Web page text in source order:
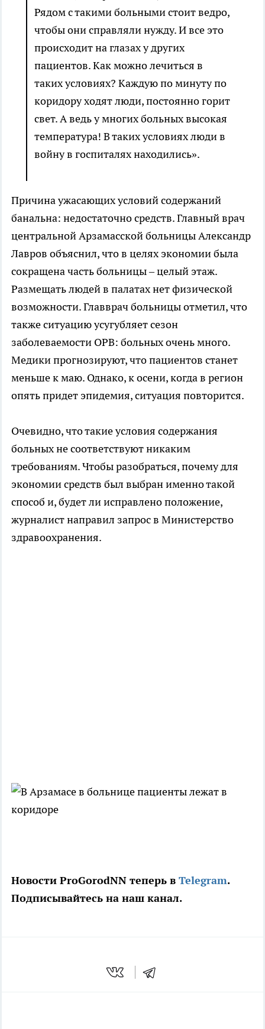
Рядом с такими больными стоит ведро,
чтобы они справляли нужду. И все это
происходит на глазах у других
пациентов. Как можно лечиться в
таких условиях? Каждую по минуту по
коридору ходят люди, постоянно горит
свет. А ведь у многих больных высокая
температура! В таких условиях люди в
войну в госпиталях находились».
Причина ужасающих условий содержаний
банальна: недостаточно средств. Главный врач
центральной Арзамасской больницы Александр
Лавров объяснил, что в целях экономии была
сокращена часть больницы – целый этаж.
Размещать людей в палатах нет физической
возможности. Главврач больницы отметил, что
также ситуацию усугубляет сезон
заболеваемости ОРВ: больных очень много.
Медики прогнозируют, что пациентов станет
меньше к маю. Однако, к осени, когда в регион
опять придет эпидемия, ситуация повторится.
Очевидно, что такие условия содержания
больных не соответствуют никаким
требованиям. Чтобы разобраться, почему для
экономии средств был выбран именно такой
способ и, будет ли исправлено положение,
журналист направил запрос в Министерство
здравоохранения.
Новости ProGorodNN теперь в Telegram.
Подписывайтесь на наш канал.